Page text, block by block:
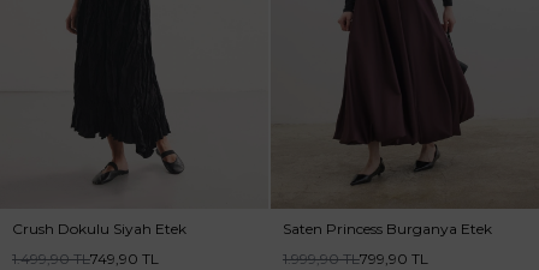
Crush Dokulu Siyah Etek
1.499,90TL749,90 TL
Saten Princess Burganya Etek
1.999,90TL799,90 TL